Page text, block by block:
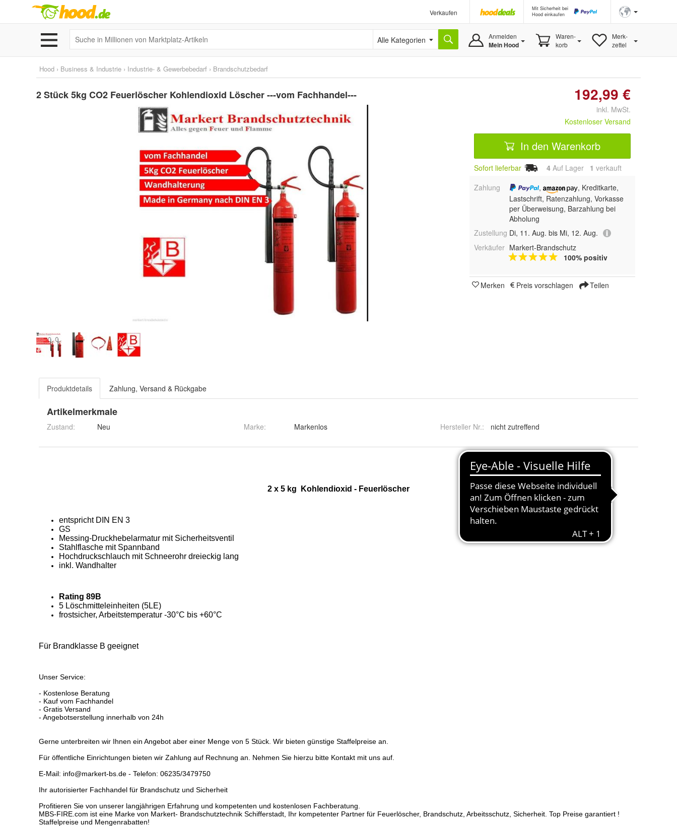
Verkaufen
Mit Sicherheit bei
Hood einkaufen
Alle Kategorien Anmelden
Mein Hood
Waren-
korb
Merk-
zettel
Hood › Business & Industrie › Industrie- & Gewerbebedarf › Brandschutzbedarf
2 Stück 5kg CO2 Feuerlöscher Kohlendioxid Löscher ---vom Fachhandel--- 192,99 €
inkl. MwSt.
Kostenloser Versand
In den Warenkorb
Sofort lieferbar 4 Auf Lager 1 verkauft
Zahlung
,
, Kreditkarte,
Lastschrift, Ratenzahlung, Vorkasse
per Überweisung, Barzahlung bei
Abholung
Zustellung Di, 11. Aug. bis Mi, 12. Aug.
Verkäufer Markert-Brandschutz
100% positiv
Merken Preis vorschlagen Teilen
Produktdetails Zahlung, Versand & Rückgabe
Artikelmerkmale
Zustand: Neu Marke: Markenlos Hersteller Nr.: nicht zutreffend